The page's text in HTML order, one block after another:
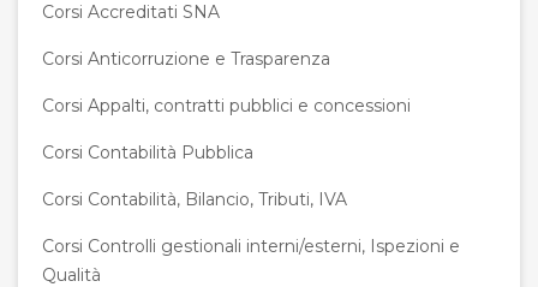
Corsi Accreditati SNA
Corsi Anticorruzione e Trasparenza
Corsi Appalti, contratti pubblici e concessioni
Corsi Contabilità Pubblica
Corsi Contabilità, Bilancio, Tributi, IVA
Corsi Controlli gestionali interni/esterni, Ispezioni e
Qualità